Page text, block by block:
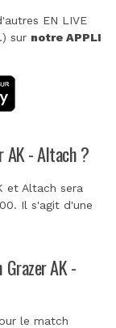
EN LIVE
sur notre APPLI
AK - Altach ?
et Altach sera
Il s'agit d'une
AK -
le match